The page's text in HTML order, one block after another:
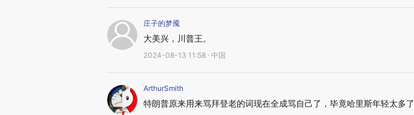
庄子的梦魇
大美兴，川普王。
2024-08-13 11:58 · 中国
ArthurSmith
特朗普原来用来骂拜登老的词现在全成骂自己了，毕竟哈里斯年轻太多了